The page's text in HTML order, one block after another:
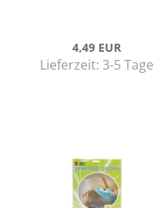
4,49 EUR
Lieferzeit: 3-5 Tage